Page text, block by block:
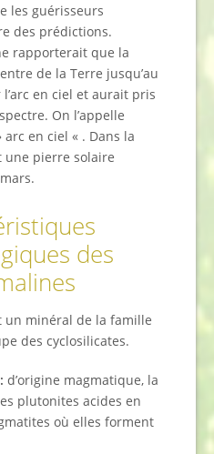
les guérisseurs
des prédictions.
rapporterait que la
de la Terre jusqu’au
en ciel et aurait pris
On l’appelle
en ciel « . Dans la
une pierre solaire
des
un minéral de la famille
des cyclosilicates.
d’origine magmatique, la
plutonites acides en
où elles forment